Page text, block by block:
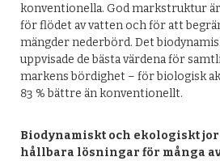
konventionella. God markstruktur
för flödet av vatten och för att
mängder nederbörd. Det
uppvisade de bästa värdena för
markens bördighet – för biologisk
83 % bättre än konventionellt.
Biodynamiskt och ekologiskt
hållbara lösningar för många